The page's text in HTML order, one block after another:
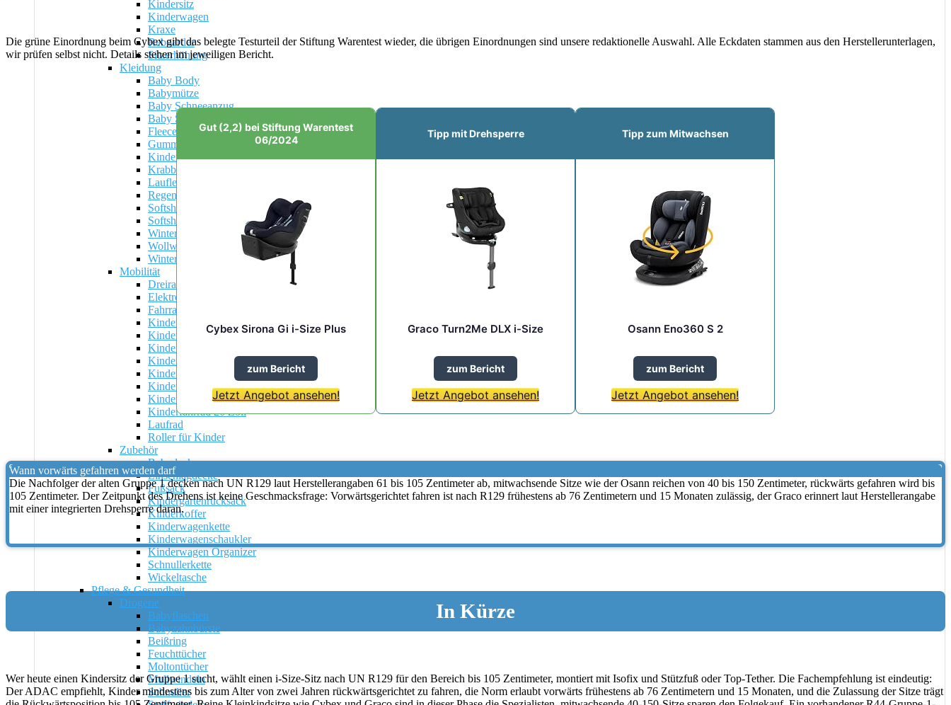
Kindersitz
Kinderwagen
Kraxe
Reboarder
Sitzerhöhung
Kleidung
Baby Body
Babymütze
Baby Schneeanzug
Baby Strampler
Fleece Overall Baby
Gummistiefel für Kinder
Kinder Regenhose
Krabbelschuhe
Lauflernschuhe
Regenjacke Kinder
Softshelljacke Kinder
Softshell Overall
Winterschuhe
Wollwalk Overall
Winterjacke Kinder
Mobilität
Dreirad
Elektroauto Kinder
Fahrrad Größenrechner
Kinderfahrrad
Kinderfahrrad 12 Zoll
Kinderfahrrad 14 Zoll
Kinderfahrrad 16 Zoll
Kinderfahrrad 18 Zoll
Kinderfahrrad 20 Zoll
Kinderfahrrad 24 Zoll
Kinderfahrrad 26 Zoll
Laufrad
Roller für Kinder
Zubehör
Babydecke
Einschlagdecke
Fußsack
Kindergartenrucksack
Kinderkoffer
Kinderwagenkette
Kinderwagenschaukler
Kinderwagen Organizer
Schnullerkette
Wickeltasche
Pflege & Gesundheit
Drogerie
Babyflaschen
Babyzahnbürste
Beißring
Feuchttücher
Moltontücher
Mullwindeln
Schnuller
Die grüne Einordnung beim Cybex gibt das belegte Testurteil der Stiftung Warentest wieder, die übrigen Einordnungen sind unsere redaktionelle Auswahl. Alle Eckdaten stammen aus den Herstellerunterlagen,
wir prüfen selbst nicht. Details stehen im jeweiligen Bericht.
Gut (2,2) bei Stiftung Warentest
06/2024
Cybex Sirona Gi i-Size Plus
zum Bericht
Jetzt Angebot ansehen!
Tipp mit Drehsperre
Graco Turn2Me DLX i-Size
zum Bericht
Jetzt Angebot ansehen!
Tipp zum Mitwachsen
Osann Eno360 S 2
zum Bericht
Jetzt Angebot ansehen!
Wann vorwärts gefahren werden darf
Die Nachfolger der alten Gruppe 1 decken nach UN R129 laut Herstellerangaben 61 bis 105 Zentimeter ab, mitwachsende Sitze wie der Osann reichen von 40 bis 150 Zentimeter, rückwärts gefahren wird bis
105 Zentimeter. Der Zeitpunkt des Drehens ist keine Geschmacksfrage: Vorwärtsgerichtet fahren ist nach R129 frühestens ab 76 Zentimetern und 15 Monaten zulässig, der Graco erinnert laut Herstellerangabe
mit einer integrierten Drehsperre daran.
In Kürze
Wer heute einen Kindersitz der Gruppe 1 sucht, wählt einen i-Size-Sitz nach UN R129 für den Bereich bis 105 Zentimeter, montiert mit Isofix und Stützfuß oder Top-Tether. Die Fachempfehlung ist eindeutig:
Der ADAC empfiehlt, Kinder mindestens bis zum Alter von zwei Jahren rückwärtsgerichtet zu fahren, die Norm erlaubt vorwärts frühestens ab 76 Zentimetern und 15 Monaten, und die Zulassung der Sitze trägt